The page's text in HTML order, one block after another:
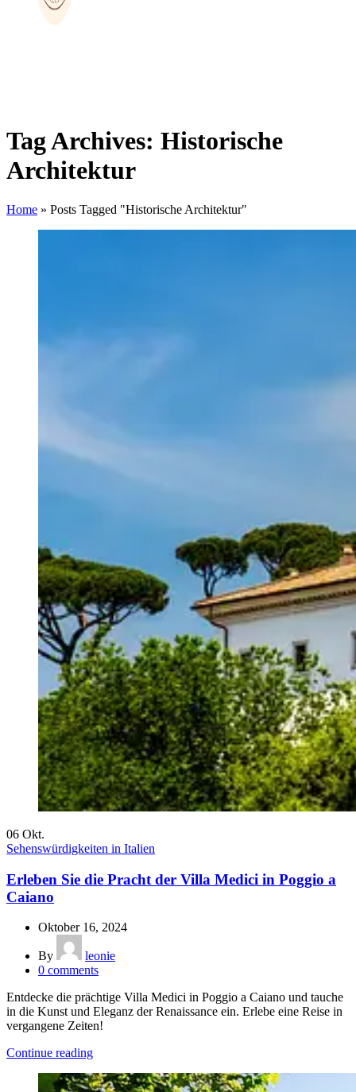
Tag Archives: Historische
Architektur
Home » Posts Tagged "Historische Architektur"
06 Okt.
Sehenswürdigkeiten in Italien
Erleben Sie die Pracht der Villa Medici in Poggio a
Caiano
Oktober 16, 2024
By
leonie
0 comments
Entdecke die prächtige Villa Medici in Poggio a Caiano und tauche
in die Kunst und Eleganz der Renaissance ein. Erlebe eine Reise in
vergangene Zeiten!
Continue reading